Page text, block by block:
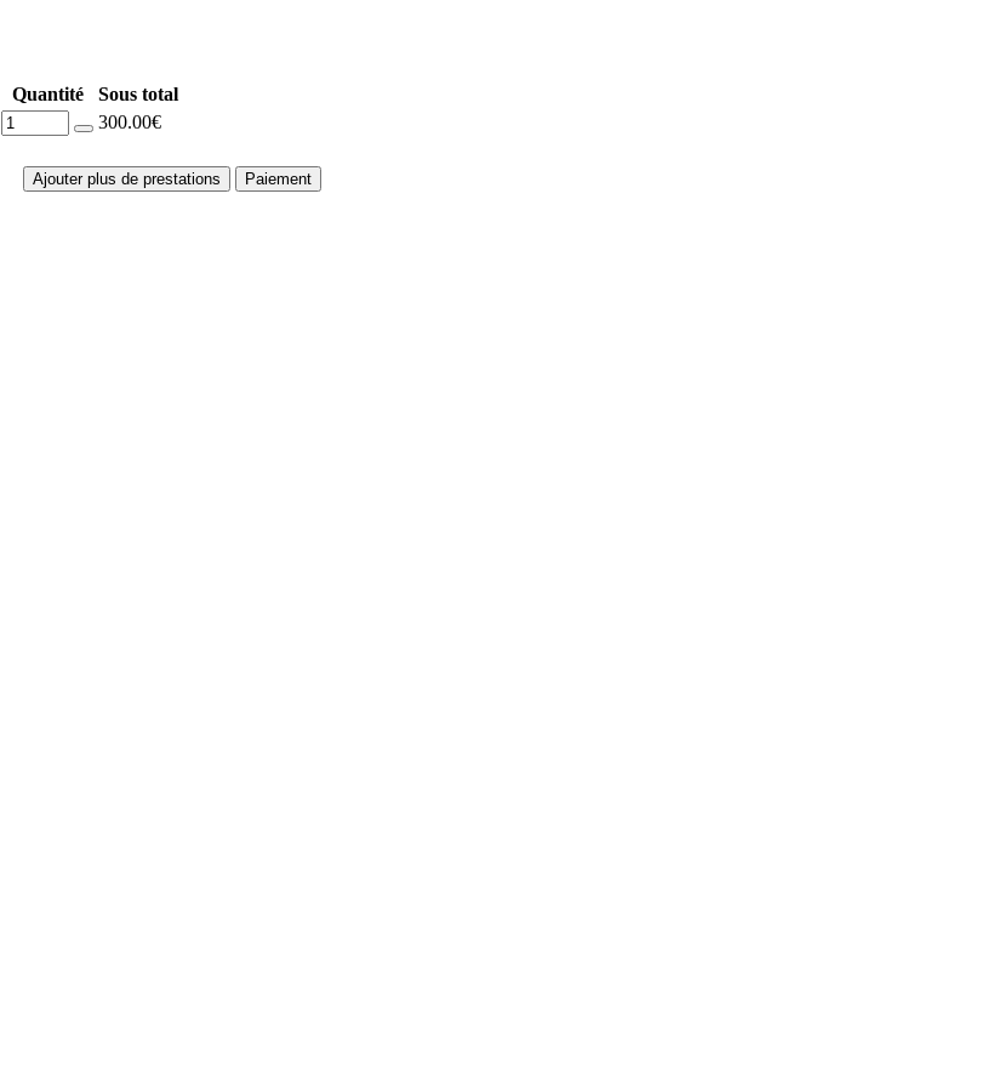
Quantité
Sous total
300.00€
Ajouter plus de prestations Paiement